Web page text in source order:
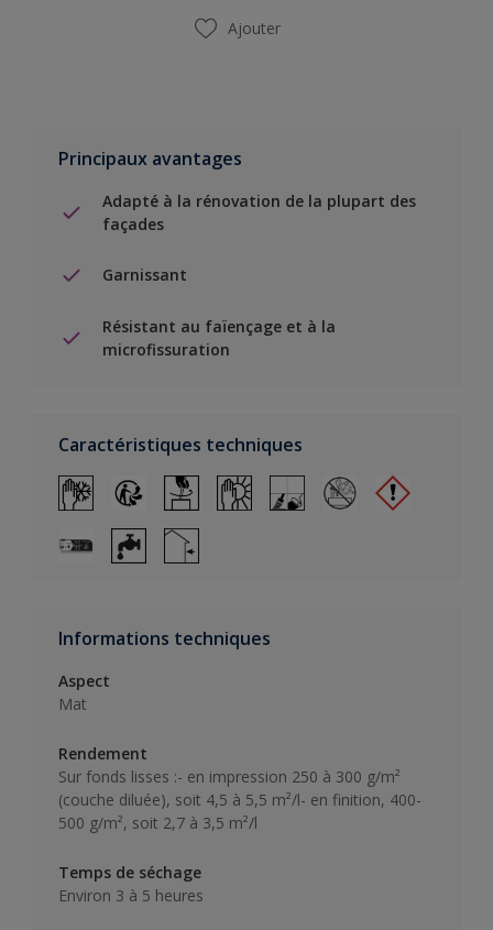
Ajouter
Principaux avantages
Adapté à la rénovation de la plupart des
façades
Garnissant
Résistant au faïençage et à la
microfissuration
Caractéristiques techniques
Informations techniques
Aspect
Mat
Rendement
Sur fonds lisses :- en impression 250 à 300 g/m²
(couche diluée), soit 4,5 à 5,5 m²/l- en finition, 400-
500 g/m², soit 2,7 à 3,5 m²/l
Temps de séchage
Environ 3 à 5 heures